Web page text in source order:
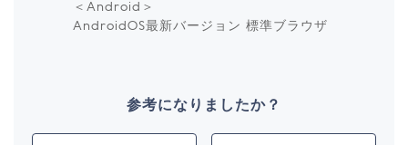
＜Android＞
AndroidOS最新バージョン 標準ブラウザ
参考になりましたか？